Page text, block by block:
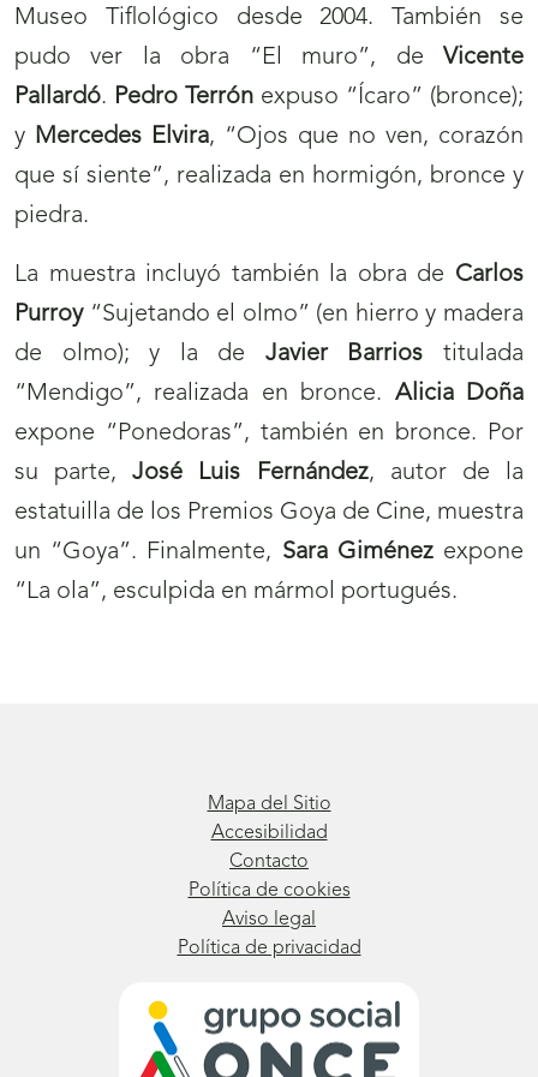
Museo Tiflológico desde 2004. También se
pudo ver la obra “El muro”, de Vicente
Pallardó. Pedro Terrón expuso “Ícaro” (bronce);
y Mercedes Elvira, “Ojos que no ven, corazón
que sí siente”, realizada en hormigón, bronce y
piedra.
La muestra incluyó también la obra de Carlos
Purroy“Sujetando el olmo” (en hierro y madera
de olmo); y la de Javier Barrios titulada
“Mendigo”, realizada en bronce. Alicia Doña
expone “Ponedoras”, también en bronce. Por
su parte,José Luis Fernández, autor de la
estatuilla de los Premios Goya de Cine, muestra
un “Goya”. Finalmente, Sara Giménezexpone
“La ola”, esculpida en mármol portugués.
Mapa del Sitio
Accesibilidad
Contacto
Política de cookies
Aviso legal
Política de privacidad